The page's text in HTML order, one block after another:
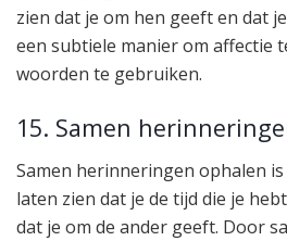
zien dat je om hen geeft en dat
een subtiele manier om affectie
woorden te gebruiken.
15. Samen
Samen herinneringen ophalen
laten zien dat je de tijd die je
dat je om de ander geeft. Door